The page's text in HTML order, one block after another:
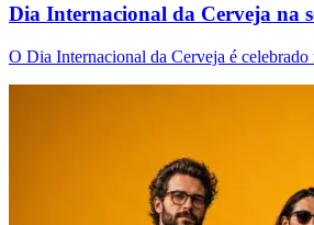
Dia Internacional da Cerveja na
O Dia Internacional da Cerveja é